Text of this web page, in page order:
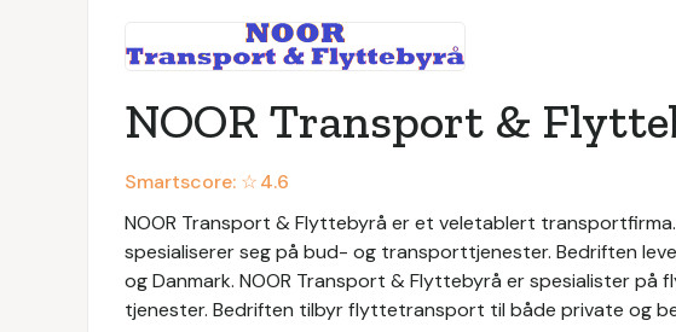
NOOR Transport &
Smartscore: ☆4.6
NOOR Transport & Flyttebyrå er et veletablert
spesialiserer seg på bud- og transporttjenester. Bedriften
og Danmark. NOOR Transport & Flyttebyrå er spesialister
tjenester. Bedriften tilbyr flyttetransport til både private og